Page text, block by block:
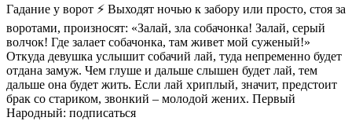
Гадание у ворот ⚡️ Выходят ночью к забору или просто, стоя за
воротами, произносят: «Залай, зла собачонка! Залай, серый
волчок! Где залает собачонка, там живет мой суженый!»
Откуда девушка услышит собачий лай, туда непременно будет
отдана замуж. Чем глуше и дальше слышен будет лай, тем
дальше она будет жить. Если лай хриплый, значит, предстоит
брак со стариком, звонкий – молодой жених. Первый
Народный: подписаться